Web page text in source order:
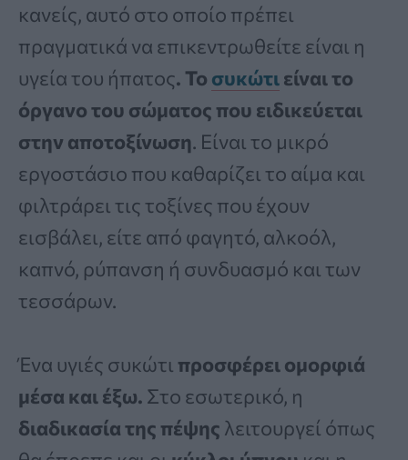
κανείς, αυτό στο οποίο πρέπει
πραγματικά να επικεντρωθείτε είναι η
υγεία του ήπατος. Το συκώτιείναι το
όργανο του σώματος που ειδικεύεται
στην αποτοξίνωση. Είναι το μικρό
εργοστάσιο που καθαρίζει το αίμα και
φιλτράρει τις τοξίνες που έχουν
εισβάλει, είτε από φαγητό, αλκοόλ,
καπνό, ρύπανση ή συνδυασμό και των
τεσσάρων.
Ένα υγιές συκώτι προσφέρει ομορφιά
μέσα και έξω. Στο εσωτερικό, η
διαδικασία της πέψης λειτουργεί όπως